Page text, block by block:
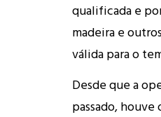
qualificada e
madeira e
válida para o
Desde que a
passado,